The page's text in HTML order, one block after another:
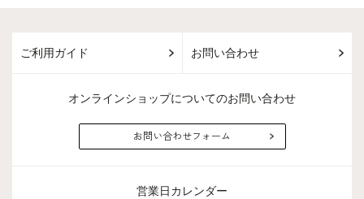
ご利用ガイド お問い合わせ
オンラインショップについてのお問い合わせ
お問い合わせフォーム
営業日カレンダー